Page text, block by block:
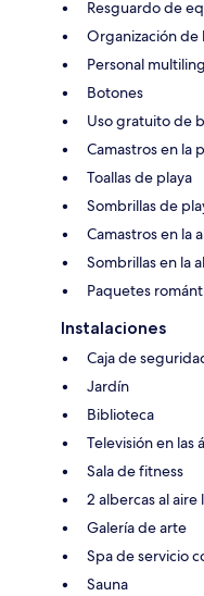
Resguardo de
Organización de
Personal
Botones
Uso gratuito de
Camastros en la
Toallas de playa
Sombrillas de
Camastros en la
Sombrillas en la
Paquetes
Instalaciones
Caja de
Jardín
Biblioteca
Televisión en las
Sala de fitness
2 albercas al aire
Galería de arte
Spa de servicio
Sauna